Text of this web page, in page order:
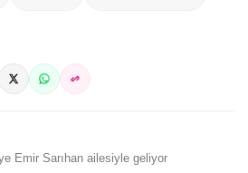
Emir Sarıhan ailesiyle geliyor